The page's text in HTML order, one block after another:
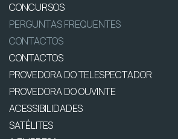
CONCURSOS
PERGUNTAS FREQUENTES
CONTACTOS
CONTACTOS
PROVEDORA DO TELESPECTADOR
PROVEDORA DO OUVINTE
ACESSIBILIDADES
SATÉLITES